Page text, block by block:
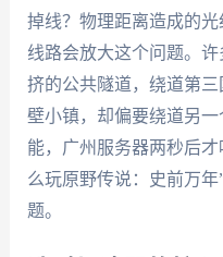
掉线？物理距离造成的
线路会放大这个问题。
挤的公共隧道，绕道第
壁小镇，却偏要绕道另
能，广州服务器两秒后
么玩原野传说：史前万
题。